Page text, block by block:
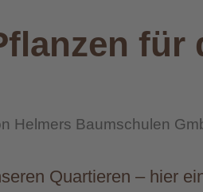
für
Helmers Baumschulen
Quartieren – hier